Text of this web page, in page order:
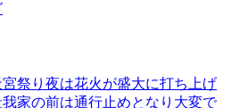
祭り夜は花火が盛大に打ち上げ
家の前は通行止めとなり大変で